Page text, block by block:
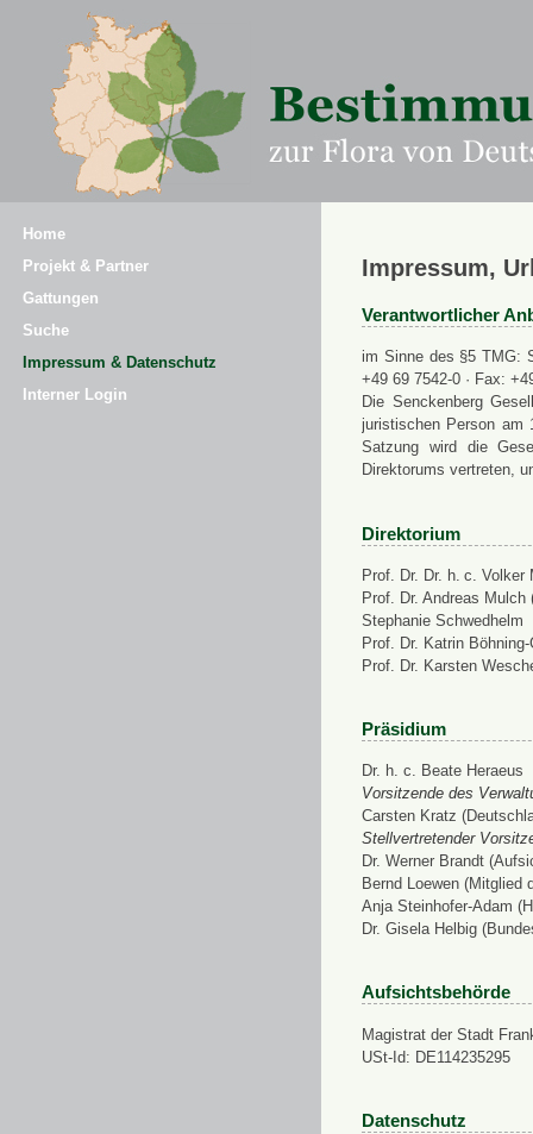
Home
Projekt & Partner
Gattungen
Suche
Impressum & Datenschutz
Interner Login
Impressum,
Verantwortlicher
im Sinne des §5 TMG:
+49 69 7542-0 · Fax:
Die Senckenberg
juristischen Person am
Satzung wird die
Direktorums vertreten,
Direktorium
Prof. Dr. Dr. h. c. Volker
Prof. Dr. Andreas
Stephanie Schwedhelm
Prof. Dr. Katrin
Prof. Dr. Karsten
Präsidium
Dr. h. c. Beate Heraeus
Vorsitzende des
Carsten Kratz
Stellvertretender
Dr. Werner Brandt
Bernd Loewen (Mitglied
Anja Steinhofer-Adam
Dr. Gisela Helbig
Aufsichtsbehörde
Magistrat der Stadt
USt-Id: DE114235295
Datenschutz